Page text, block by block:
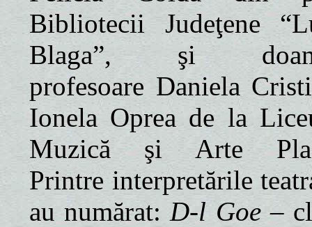
Bibliotecii Judeţene
Blaga”, şi
profesoare Daniela
Ionela Oprea de la
Muzică şi Arte
Printre interpretările
au numărat:D-l Goe–